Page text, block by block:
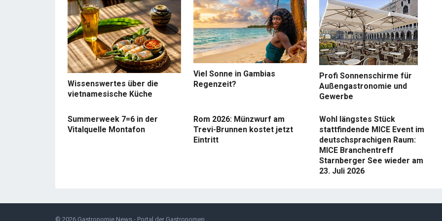
Wissenswertes über die
vietnamesische Küche
Viel Sonne in Gambias
Regenzeit?
Profi Sonnenschirme für
Außengastronomie und
Gewerbe
Summerweek 7=6 in der
Vitalquelle Montafon
Rom 2026: Münzwurf am
Trevi-Brunnen kostet jetzt
Eintritt
Wohl längstes Stück
stattfindende MICE Event im
deutschsprachigen Raum:
MICE Branchentreff
Starnberger See wieder am
23. Juli 2026
© 2026 Gastronomie News - Portal der Gastronomen